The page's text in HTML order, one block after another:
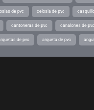
de pvc celosia de pvc
cantoneras de pvc canalones de pvc
de pvc arqueta de pvc